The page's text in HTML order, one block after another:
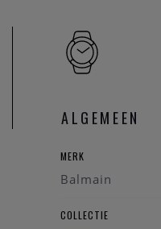
Heeft u later een
terecht in onshorloge
Zo kunnen ook
nieuwe armband voor het
Heeft u verder vragen kan
ALGEMEEN
MERK
Balmain
COLLECTIE